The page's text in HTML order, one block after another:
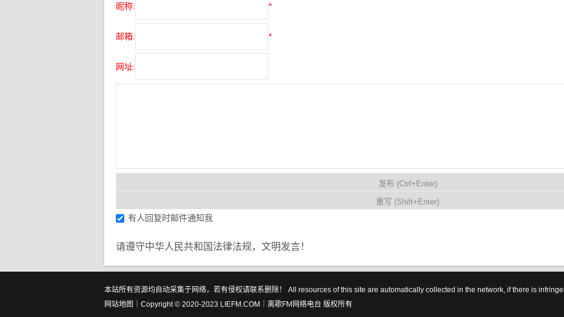
昵称: *
邮箱: *
网址:
有人回复时邮件通知我
请遵守中华人民共和国法律法规，文明发言！
本站所有资源均自动采集于网络，若有侵权请联系删除！ All resources of this site are automatically collected in the network, if there is
网站地图
｜Copyright © 2020-2023 LIEFM.COM｜ 离歌FM网络电台 版权所有